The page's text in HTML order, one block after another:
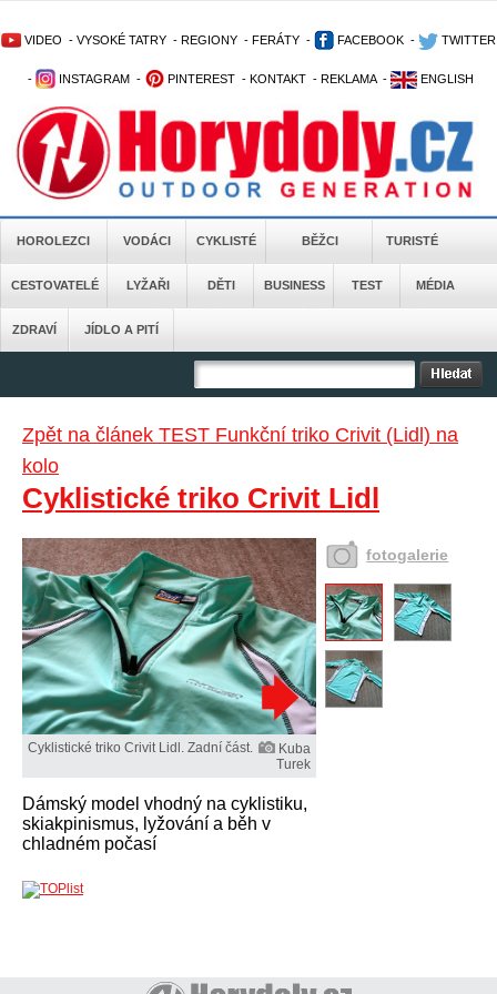
VIDEO - VYSOKÉ TATRY - REGIONY - FERÁTY - FACEBOOK - TWITTER
- INSTAGRAM - PINTEREST - KONTAKT - REKLAMA - ENGLISH
HOROLEZCI VODÁCI CYKLISTÉ BĚŽCI TURISTÉ
CESTOVATELÉ LYŽAŘI DĚTI BUSINESS TEST MÉDIA
ZDRAVÍ JÍDLO A PITÍ
Zpět na článek TEST Funkční triko Crivit (Lidl) na
kolo
Cyklistické triko Crivit Lidl
Cyklistické triko Crivit Lidl. Zadní část.
Kuba
Turek
Dámský model vhodný na cyklistiku,
skiakpinismus, lyžování a běh v
chladném počasí
fotogalerie